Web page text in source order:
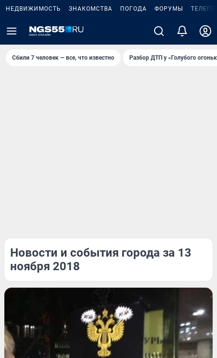
НЕДВИЖИМОСТЬ ЗНАКОМСТВА ПОГОДА ФОРУМЫ
Сбили 7 человек — все, что известно Разбор ДТП у «Голубого
Новости и события города за 13
ноября 2018